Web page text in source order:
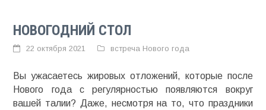
НОВОГОДНИЙ СТОЛ
22 октября 2021 встреча Нового года
Вы ужасаетесь жировых отложений, которые после
Нового года с регулярностью появляются вокруг
вашей талии? Даже, несмотря на то, что праздники